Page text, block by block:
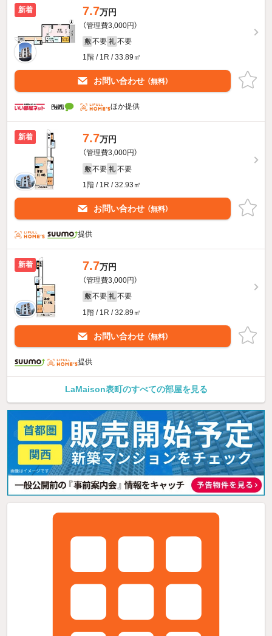
新着 7.7万円
（管理費3,000円）
敷 不要 礼 不要
1階 / 1R / 33.89㎡
お問い合わせ （無料）
ほか提供
新着 7.7万円
（管理費3,000円）
敷 不要 礼 不要
1階 / 1R / 32.93㎡
お問い合わせ （無料）
提供
新着 7.7万円
（管理費3,000円）
敷 不要 礼 不要
1階 / 1R / 32.89㎡
お問い合わせ （無料）
提供
LaMaison表町のすべての部屋を見る